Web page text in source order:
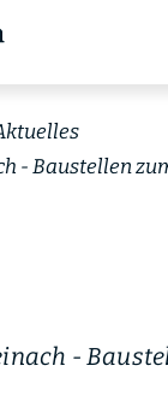
- Baustellen
-